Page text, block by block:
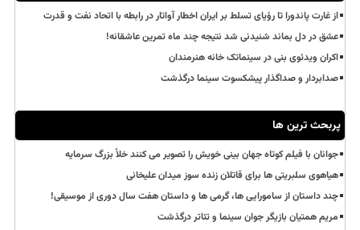
از غارت پاندورا تا رؤیای تسلط بر ایران اخطار آواتار در رابطه با اتحاد نفت و قدرت
عشق در دل بماند شنیدنی شد نتیجه چند ماه تمرین عاشقانه!
اکران ویدئوی بنی در سینماتک خانه هنرمندان
صدابردار و صداگذار پیشکسوت سینما درگذشت
پربحث ترین ها
جوانان با فیلم کوتاه جهان بینی خویش را تصویر می کنند خلأ بزرگ سرمایه
هیاهوی سلبریتی ها برای قاتلان زنده سوز میدان علیخانی
چند داستان از سامورایی ها، گرمی ها و داستان هفت سال دوری از موسیقی!
مریم همتیان بازیگر جوان سینما و تئاتر درگذشت